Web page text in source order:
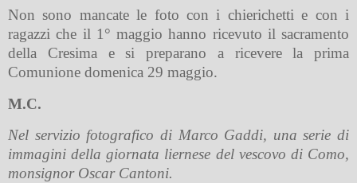
Non sono mancate le foto con i chierichetti e con i
ragazzi che il 1° maggio hanno ricevuto il sacramento
della Cresima e si preparano a ricevere la prima
Comunione domenica 29 maggio.
M.C.
Nel servizio fotografico di Marco Gaddi, una serie di
immagini della giornata liernese del vescovo di Como,
monsignor Oscar Cantoni.